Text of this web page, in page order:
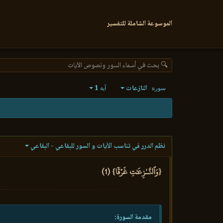
الموسوعة الشاملة للتفسير
🔍 بحث في أسماء السور ونصوص الآيات
سورة النازعات آية 1
نظم الدرر في تناسب الآيات و السور للبقاعي - البقاعي
{وَٱلنَّـٰزِعَٰتِ غَرۡقٗا} (1)
مقدمة السورة: